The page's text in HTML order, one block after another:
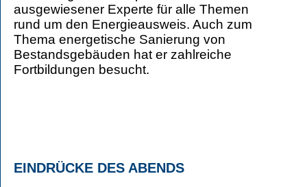
ausgewiesener Experte für alle Themen
rund um den Energieausweis. Auch zum
Thema energetische Sanierung von
Bestandsgebäuden hat er zahlreiche
Fortbildungen besucht.
EINDRÜCKE DES ABENDS